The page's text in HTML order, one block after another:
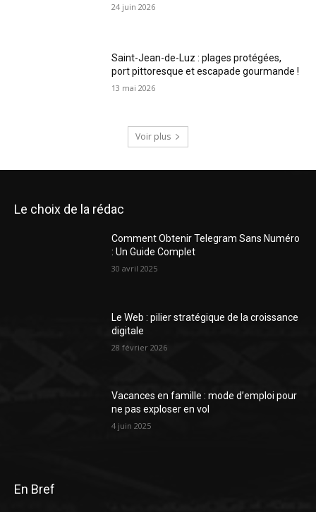
24 juin 2026
Saint-Jean-de-Luz : plages protégées,
port pittoresque et escapade gourmande !
13 mai 2026
Voir plus
Le choix de la rédac
Comment Obtenir Telegram Sans Numéro
: Un Guide Complet
30 avril 2025
Le Web : pilier stratégique de la croissance
digitale
28 février 2026
Vacances en famille : mode d’emploi pour
ne pas exploser en vol
4 juin 2025
En Bref